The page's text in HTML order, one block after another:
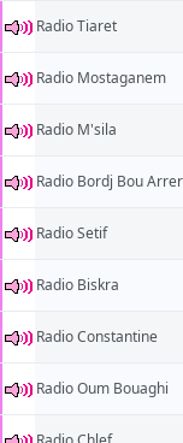
Radio Tiaret
Radio Mostaganem
Radio M'sila
Radio Bordj Bou
Radio Setif
Radio Biskra
Radio Constantine
Radio Oum Bouaghi